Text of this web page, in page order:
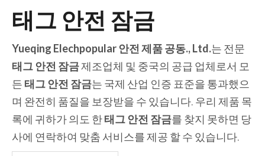
태그 안전 잠금
Yueqing Elechpopular 안전 제품 공동., Ltd.는 전문
태그 안전 잠금제조업체 및 중국의 공급 업체로서 모
든 태그 안전 잠금는 국제 산업 인증 표준을 통과했으
며 완전히 품질을 보장받을 수 있습니다. 우리 제품 목
록에 귀하가 의도 한태그 안전 잠금를 찾지 못하면 당
사에 연락하여 맞춤 서비스를 제공 할 수 있습니다.